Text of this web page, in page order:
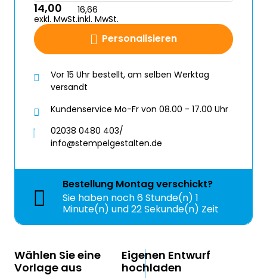
Personalisieren
14,00
exkl. MwSt.
16,66
inkl. MwSt.
Vor 15 Uhr bestellt, am selben Werktag
versandt
Kundenservice Mo-Fr von 08.00 - 17.00 Uhr
02038 0480 403/
info@stempelgestalten.de
Bestellung Montagverschickt?
Sie haben noch6 Stunde(n) 1
Minute(n) und 20 Sekunde(n) Zeit
Wählen Sie eine
Vorlage aus
Eigenen Entwurf
hochladen